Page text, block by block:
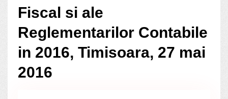
Fiscal si ale
Reglementarilor Contabile
in 2016, Timisoara, 27 mai
2016